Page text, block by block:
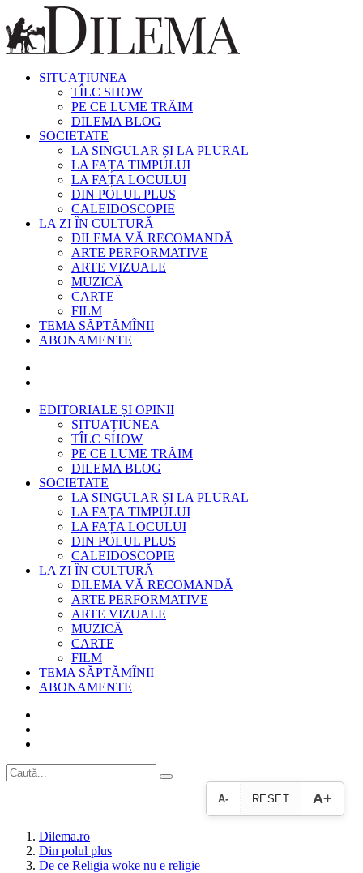
SITUAȚIUNEA
TÎLC SHOW
PE CE LUME TRĂIM
DILEMA BLOG
SOCIETATE
LA SINGULAR ȘI LA PLURAL
LA FAȚA TIMPULUI
LA FAȚA LOCULUI
DIN POLUL PLUS
CALEIDOSCOPIE
LA ZI ÎN CULTURĂ
DILEMA VĂ RECOMANDĂ
ARTE PERFORMATIVE
ARTE VIZUALE
MUZICĂ
CARTE
FILM
TEMA SĂPTĂMÎNII
ABONAMENTE
EDITORIALE ȘI OPINII
SITUAȚIUNEA
TÎLC SHOW
PE CE LUME TRĂIM
DILEMA BLOG
SOCIETATE
LA SINGULAR ȘI LA PLURAL
LA FAȚA TIMPULUI
LA FAȚA LOCULUI
DIN POLUL PLUS
CALEIDOSCOPIE
LA ZI ÎN CULTURĂ
DILEMA VĂ RECOMANDĂ
ARTE PERFORMATIVE
ARTE VIZUALE
MUZICĂ
CARTE
FILM
TEMA SĂPTĂMÎNII
ABONAMENTE
A- RESET A+
Dilema.ro
Din polul plus
De ce Religia woke nu e religie